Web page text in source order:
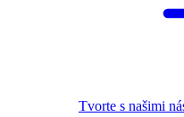
Tvorte s našimi